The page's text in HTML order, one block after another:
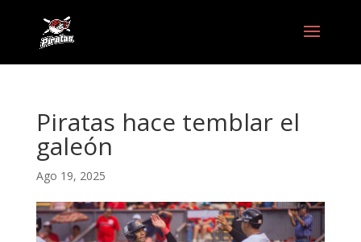
Piratas hace temblar el
galeón
Ago 19, 2025